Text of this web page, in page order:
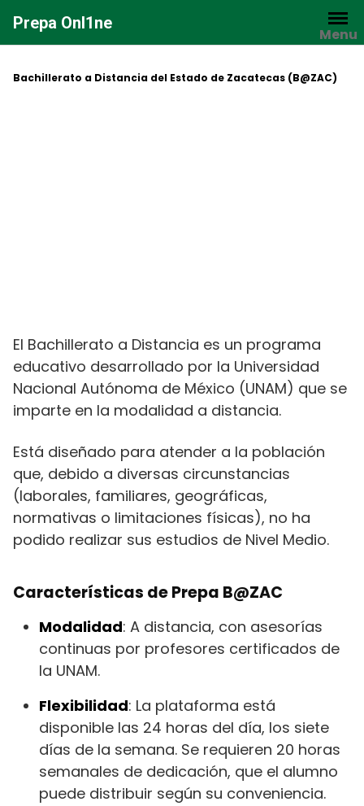
contenido
Prepa Onl1ne
Menu
Bachillerato a Distancia del Estado de Zacatecas (B@ZAC)
El Bachillerato a Distancia es un programa
educativo desarrollado por la Universidad
Nacional Autónoma de México (UNAM) que se
imparte en la modalidad a distancia.
Está diseñado para atender a la población
que, debido a diversas circunstancias
(laborales, familiares, geográficas,
normativas o limitaciones físicas), no ha
podido realizar sus estudios de Nivel Medio.
Características de Prepa B@ZAC
Modalidad: A distancia, con asesorías
continuas por profesores certificados de
la UNAM.
Flexibilidad: La plataforma está
disponible las 24 horas del día, los siete
días de la semana. Se requieren 20 horas
semanales de dedicación, que el alumno
puede distribuir según su conveniencia.